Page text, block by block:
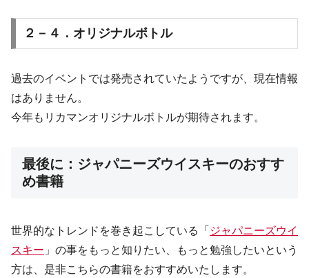
２－４．オリジナルボトル
過去のイベントでは発売されていたようですが、現在情報
はありません。
今年もリカマンオリジナルボトルが期待されます。
最後に：ジャパニーズウイスキーのおすす
め書籍
世界的なトレンドを巻き起こしている「 ジャパニーズウイ
スキー 」の事をもっと知りたい、もっと勉強したいという
方は、是非こちらの書籍をおすすめいたします。